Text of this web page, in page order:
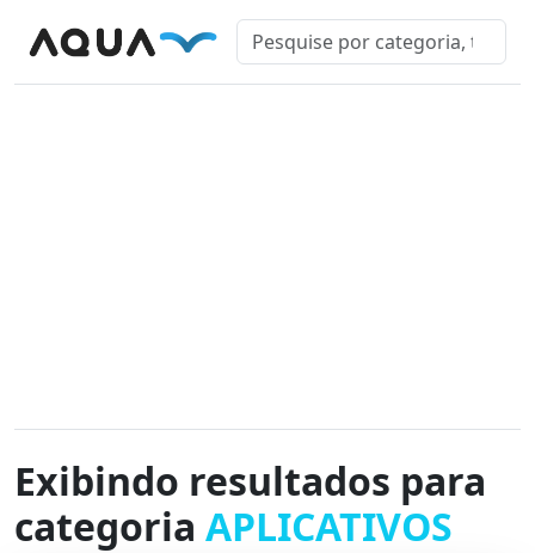
Exibindo resultados para
categoria APLICATIVOS